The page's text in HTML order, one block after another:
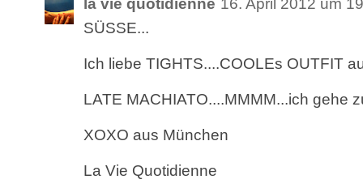
la vie quotidienne 16. April 2012 um
SÜSSE...
Ich liebe TIGHTS....COOLEs OUTFIT
LATE MACHIATO....MMMM...ich gehe
XOXO aus München
La Vie Quotidienne